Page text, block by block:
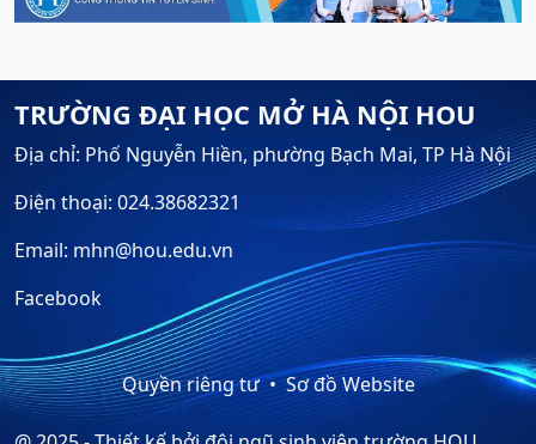
TRƯỜNG ĐẠI HỌC MỞ HÀ NỘI HOU
Địa chỉ: Phố Nguyễn Hiền, phường Bạch Mai, TP Hà Nội
Điện thoại: 024.38682321
Email: mhn@hou.edu.vn
Facebook
Quyền riêng tư Sơ đồ Website